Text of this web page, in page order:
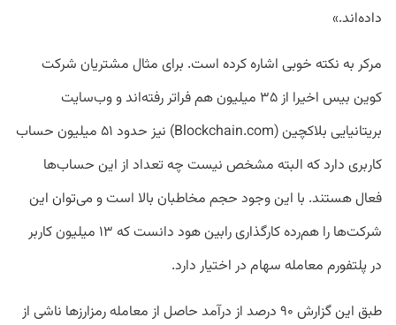
داده‌اند.»
مرکر به نکته خوبی اشاره کرده است. برای مثال مشتریان شرکت
کوین بیس اخیرا از ۳۵ میلیون هم فراتر رفته‌اند و وب‌سایت
بریتانیایی بلاکچین (Blockchain.com) نیز حدود ۵۱ میلیون حساب
کاربری دارد که البته مشخص نیست چه تعداد از این حساب‌ها
فعال هستند. با این وجود حجم مخاطبان بالا است و می‌توان این
شرکت‌ها را هم‌رده کارگذاری رابین هود دانست که ۱۳ میلیون کاربر
در پلتفورم معامله سهام در اختیار دارد.
طبق این گزارش ۹۰ درصد از درآمد حاصل از معامله رمزارزها ناشی از